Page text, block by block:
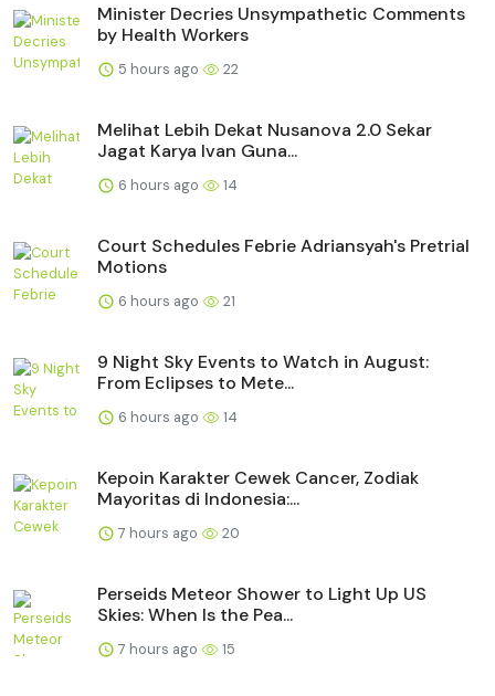
Minister Decries Unsympathetic Comments
by Health Workers
5 hours ago 22
Melihat Lebih Dekat Nusanova 2.0 Sekar
Jagat Karya Ivan Guna...
6 hours ago 14
Court Schedules Febrie Adriansyah's Pretrial
Motions
6 hours ago 21
9 Night Sky Events to Watch in August:
From Eclipses to Mete...
6 hours ago 14
Kepoin Karakter Cewek Cancer, Zodiak
Mayoritas di Indonesia:...
7 hours ago 20
Perseids Meteor Shower to Light Up US
Skies: When Is the Pea...
7 hours ago 15